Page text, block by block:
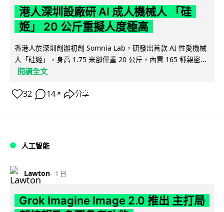
港人深圳設廠研 AI 成人機械人 「硅
姬」 20 公斤重擬人度極高
香港人於深圳創辦初創 Somnia Lab，研發出首款 AI 性愛機械
人「硅姬」，身高 1.75 米卻僅重 20 公斤，內置 165 種親密...
閱讀全文
32 14 ↗ 分享
人工智能
Lawton 1 日
Grok Imagine Image 2.0 推出 主打局